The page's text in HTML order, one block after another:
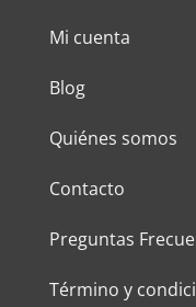
Mi cuenta
Blog
Quiénes somos
Contacto
Preguntas
Término y